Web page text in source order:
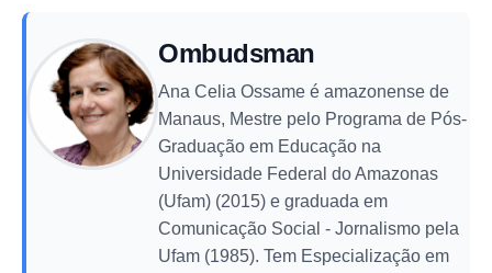
Ombudsman
Ana Celia Ossame é amazonense de
Manaus, Mestre pelo Programa de Pós-
Graduação em Educação na
Universidade Federal do Amazonas
(Ufam) (2015) e graduada em
Comunicação Social - Jornalismo pela
Ufam (1985). Tem Especialização em